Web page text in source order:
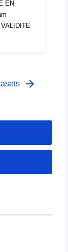
EN
arrow_forward